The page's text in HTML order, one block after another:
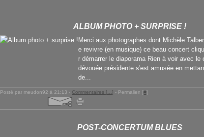
ALBUM PHOTO + SURPRISE !
Merci aux photographes dont Michèle
e revivre (en musique) ce beau concert
r démarrer le diaporama Rien à voir avec le
dévouée présidente s'est amusée en
de...
Posté par meudon92 à 21:13 - Commentaires [ ] - Permalien [#]
POST-CONCERTUM BLUES